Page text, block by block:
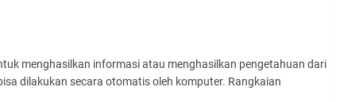
menghasilkan informasi atau menghasilkan pengetahuan dari
dilakukan secara otomatis oleh komputer. Rangkaian